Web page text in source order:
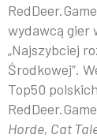
wydawcą gier
„Najszybciej
Środkowej”.
Top50
Horde, Cat